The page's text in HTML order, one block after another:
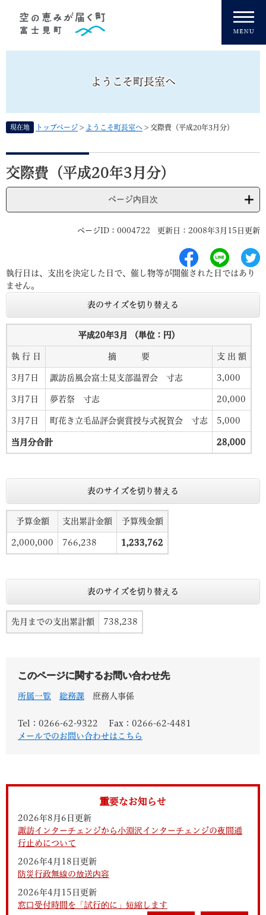
ようこそ町長室へ
現在地 トップページ > ようこそ町長室へ > 交際費（平成20年3月分）
本
文
交際費（平成20年3月分）
ページ内目次
ページID：0004722 更新日：2008年3月15日更新
執行日は、支出を決定した日で、催し物等が開催された日ではあり
ません。
表のサイズを切り替える
平成20年3月 （単位：円）
執 行 日 摘 要 支 出 額
3月7日 諏訪岳風会富士見支部温習会 寸志 3,000
3月7日 夢若祭 寸志 20,000
3月7日 町花き立毛品評会褒賞授与式祝賀会 寸志 5,000
当月分合計 28,000
表のサイズを切り替える
予算金額 支出累計金額 予算残金額
2,000,000 766,238 1,233,762
表のサイズを切り替える
先月までの支出累計額 738,238
このページに関するお問い合わせ先
所属一覧 総務課 庶務人事係
Tel：0266-62-9322
Fax：0266-62-4481
メールでのお問い合わせはこちら
重要なお知らせ
2026年8月6日更新
諏訪インターチェンジから小淵沢インターチェンジの夜間通
行止めについて
2026年4月18日更新
防災行政無線の放送内容
2026年4月15日更新
窓口受付時間を「試行的に」短縮します